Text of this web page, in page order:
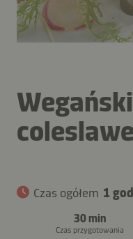
Czas ogółem 1
30 min
Czas przygotowania